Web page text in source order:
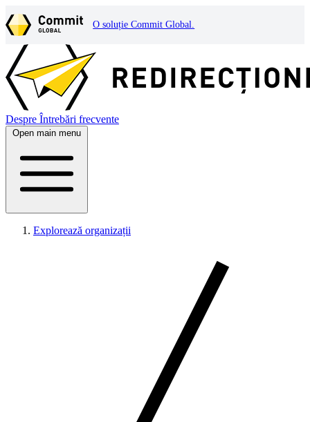
O soluție Commit Global.
Despre Întrebări frecvente
Open main menu
Explorează organizații